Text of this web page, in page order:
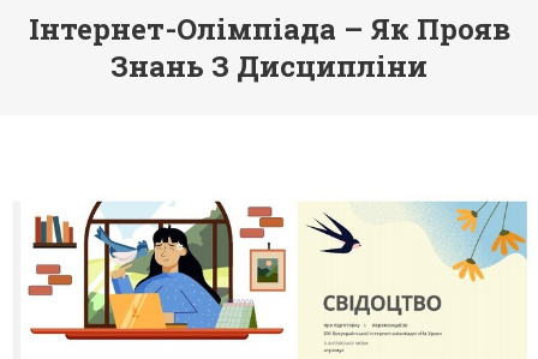
Інтернет-Олімпіада – Як Прояв
Знань З Дисципліни